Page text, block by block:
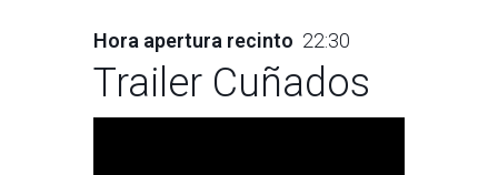
Hora apertura recinto 22:30
Trailer Cuñados